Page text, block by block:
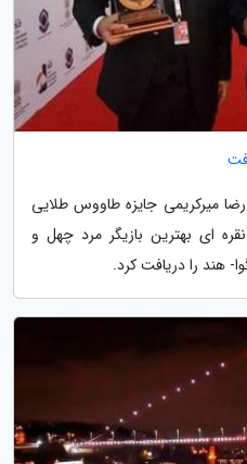
میرکریمی جایزه طاووس طلایی
ای بهترین بازیگر مرد چهل و
هند را دریافت کرد.